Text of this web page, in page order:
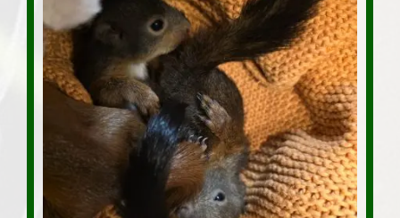
Tierpatenschaft